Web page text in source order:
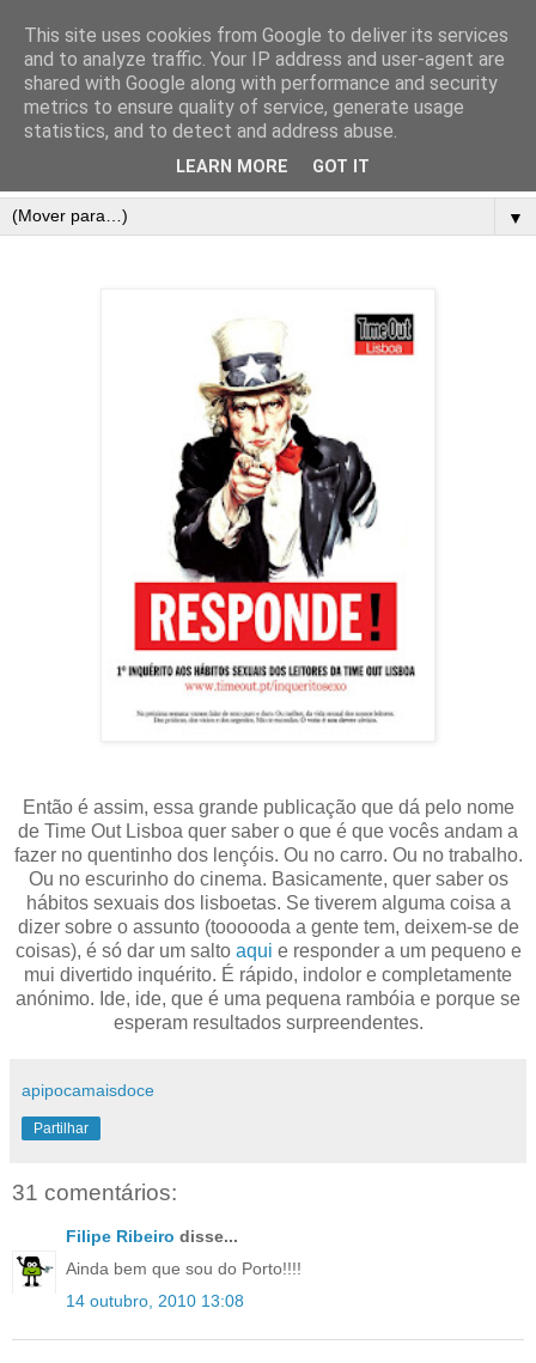
▼
Então é assim, essa grande publicação que dá pelo nome
de Time Out Lisboa quer saber o que é que vocês andam a
fazer no quentinho dos lençóis. Ou no carro. Ou no trabalho.
Ou no escurinho do cinema. Basicamente, quer saber os
hábitos sexuais dos lisboetas. Se tiverem alguma coisa a
dizer sobre o assunto (toooooda a gente tem, deixem-se de
coisas), é só dar um salto aqui e responder a um pequeno e
mui divertido inquérito. É rápido, indolor e completamente
anónimo. Ide, ide, que é uma pequena rambóia e porque se
esperam resultados surpreendentes.
apipocamaisdoce
Partilhar
31 comentários:
Filipe Ribeiro disse...
Ainda bem que sou do Porto!!!!
14 outubro, 2010 13:08
This site uses cookies from Google to deliver its services
and to analyze traffic. Your IP address and user-agent are
shared with Google along with performance and security
metrics to ensure quality of service, generate usage
statistics, and to detect and address abuse.
LEARN MORE GOT IT